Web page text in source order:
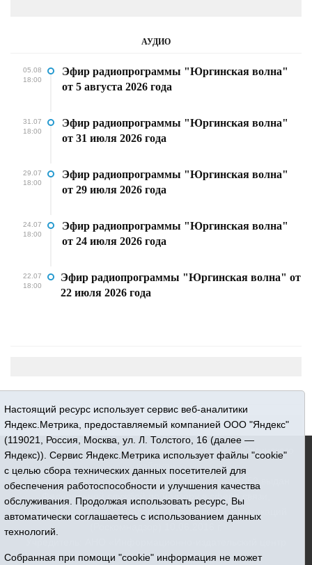
АУДИО
05.08
18:00
Эфир радиопрограммы "Юргинская волна"
от 5 августа 2026 года
31.07
18:00
Эфир радиопрограммы "Юргинская волна"
от 31 июля 2026 года
29.07
18:00
Эфир радиопрограммы "Юргинская волна"
от 29 июля 2026 года
24.07
18:00
Эфир радиопрограммы "Юргинская волна"
от 24 июля 2026 года
22.07
18:00
Эфир радиопрограммы "Юргинская волна" от
22 июля 2026 года
16+ © 2015-2026 Сетевое издание «Новости Юргинского
Регистрационный номер СМИ ЭЛ № ФС 77 - 66052 выдан
Федеральной службой по надзору в сфере связи,
«Призыв»
Настоящий ресурс использует сервис веб-аналитики
Яндекс.Метрика, предоставляемый компанией ООО "Яндекс"
(119021, Россия, Москва, ул. Л. Толстого, 16 (далее —
Яндекс)). Сервис Яндекс.Метрика использует файлы "cookie"
с целью сбора технических данных посетителей для
обеспечения работоспособности и улучшения качества
обслуживания. Продолжая использовать ресурс, Вы
автоматически соглашаетесь с использованием данных
технологий.
Собранная при помощи "cookie" информация не может